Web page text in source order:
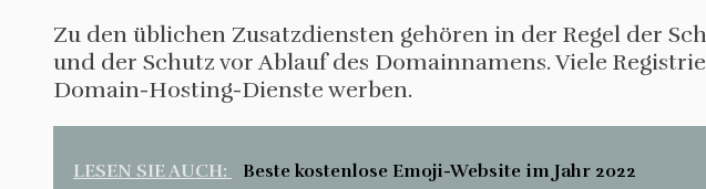
Zu den üblichen Zusatzdiensten gehören in der Regel der
und der Schutz vor Ablauf des Domainnamens. Viele
Domain-Hosting-Dienste werben.
LESEN SIE AUCH: Beste kostenlose Emoji-Website im Jahr 2022